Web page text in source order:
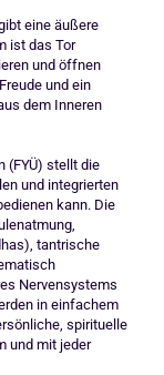
eine äußere
ist das Tor
und öffnen
und ein
dem Inneren
(FYÜ) stellt die
und integrierten
kann. Die
tantrische
Nervensystems
in einfachem
spirituelle
und mit jeder